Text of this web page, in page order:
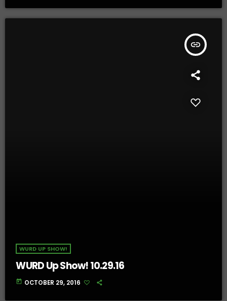
insert_link
WURD UP SHOW!
WURD Up Show! 10.29.16
today OCTOBER 29, 2016